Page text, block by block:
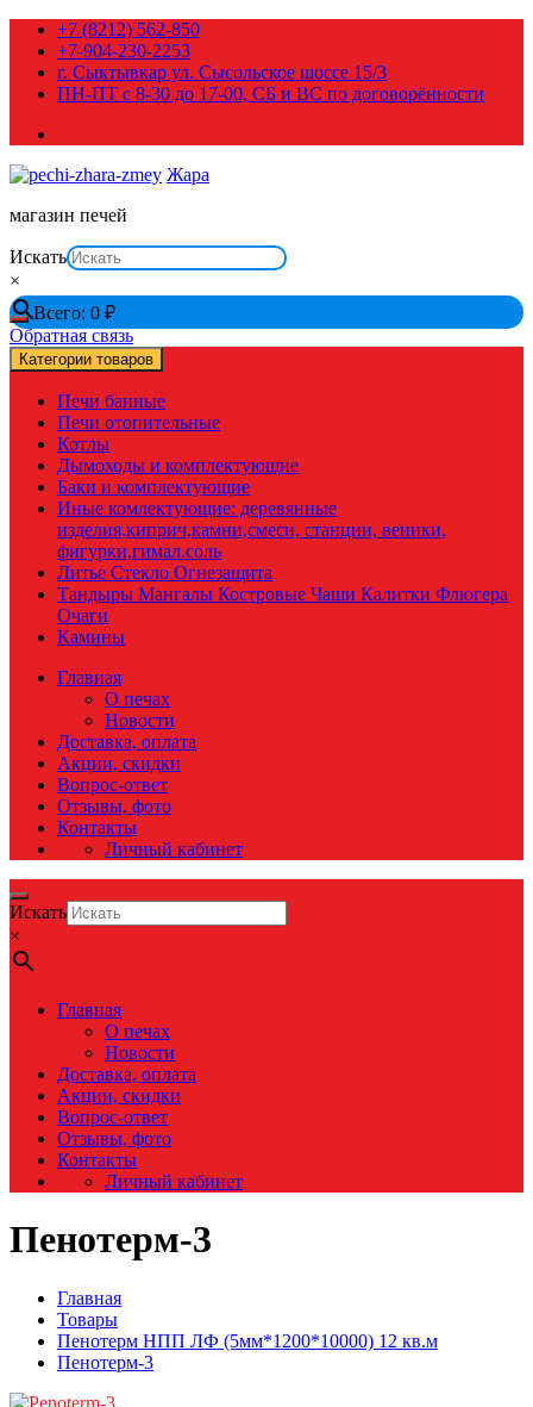
Перейти
содержимому
+7 (8212) 562-850
+7-904-230-2253
г. Сыктывкар ул. Сысольское шоссе 15/3
ПН-ПТ с 8-30 до 17-00, СБ и ВС по договорённости
Жара
магазин печей
Искать
×
Всего: 0 ₽
Обратная связь
Категории товаров
Печи банные
Печи отопительные
Котлы
Дымоходы и комплектующие
Баки и комплектующие
Иные комлектующие: деревянные
изделия,киприч,камни,смеси, станции, веники,
фигурки,гимал.соль
Литье Стекло Огнезащита
Тандыры Мангалы Костровые Чаши Калитки Флюгера
Очаги
Камины
Главная
О печах
Новости
Доставка, оплата
Акции, скидки
Вопрос-ответ
Отзывы, фото
Контакты
Личный кабинет
Искать
×
Главная
О печах
Новости
Доставка, оплата
Акции, скидки
Вопрос-ответ
Отзывы, фото
Контакты
Личный кабинет
Пенотерм-3
Главная
Товары
Пенотерм НПП ЛФ (5мм*1200*10000) 12 кв.м
Пенотерм-3